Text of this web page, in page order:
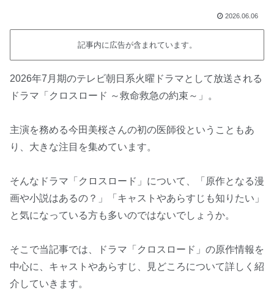
2026.06.06
記事内に広告が含まれています。
2026年7月期のテレビ朝日系火曜ドラマとして放送される
ドラマ「クロスロード ～救命救急の約束～」。
主演を務める今田美桜さんの初の医師役ということもあ
り、大きな注目を集めています。
そんなドラマ「クロスロード」について、「原作となる漫
画や小説はあるの？」「キャストやあらすじも知りたい」
と気になっている方も多いのではないでしょうか。
そこで当記事では、ドラマ「クロスロード」の原作情報を
中心に、キャストやあらすじ、見どころについて詳しく紹
介していきます。